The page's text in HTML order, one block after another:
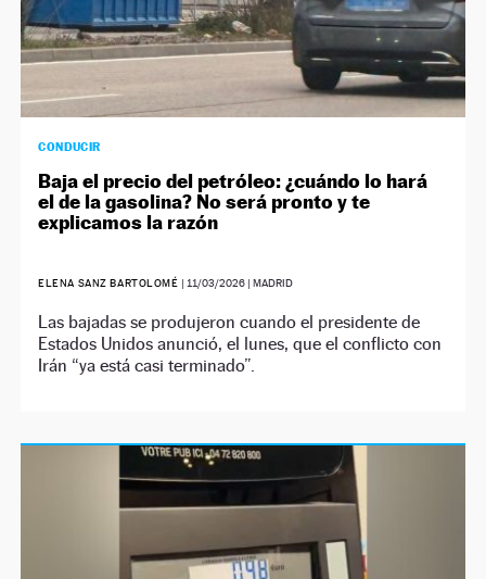
CONDUCIR
Baja el precio del petróleo: ¿cuándo lo hará
el de la gasolina? No será pronto y te
explicamos la razón
ELENA SANZ BARTOLOMÉ | 11/03/2026| MADRID
Las bajadas se produjeron cuando el presidente de
Estados Unidos anunció, el lunes, que el conflicto con
Irán “ya está casi terminado”.